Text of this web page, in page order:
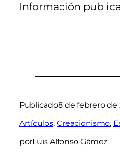
Información
Publicado8 de febrero de
Artículos, Creacionismo,
porLuis Alfonso Gámez